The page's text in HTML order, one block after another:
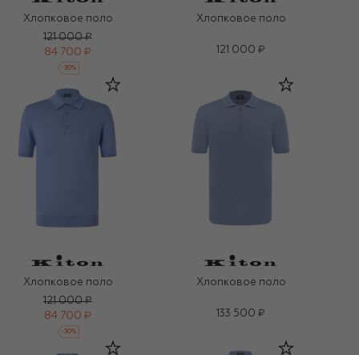
Хлопковое поло
121 000 ₽
84 700 ₽
-30%
Хлопковое поло
121 000 ₽
Хлопковое поло
121 000 ₽
84 700 ₽
-30%
Хлопковое поло
133 500 ₽